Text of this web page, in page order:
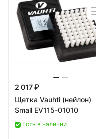
2 017 ₽
Щетка Vauhti (нейлон)
Small EV115-01010
Есть в наличии